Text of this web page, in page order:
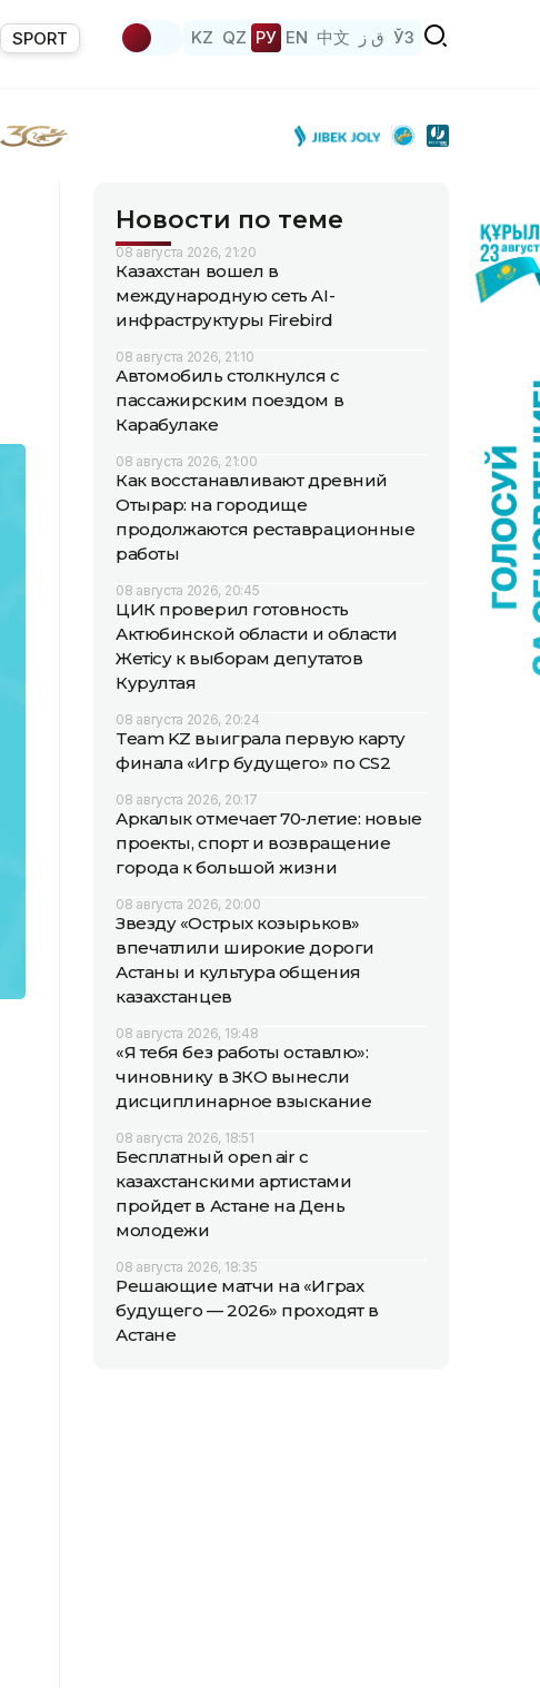
SPORT KZ QZ РУ EN 中文 ق ز ЎЗ
Новости по теме
08 августа 2026, 21:20
Казахстан вошел в
международную сеть AI-
инфраструктуры Firebird
08 августа 2026, 21:10
Автомобиль столкнулся с
пассажирским поездом в
Карабулаке
08 августа 2026, 21:00
Как восстанавливают древний
Отырар: на городище
продолжаются реставрационные
работы
08 августа 2026, 20:45
ЦИК проверил готовность
Актюбинской области и области
Жетісу к выборам депутатов
Курултая
08 августа 2026, 20:24
Team KZ выиграла первую карту
финала «Игр будущего» по CS2
08 августа 2026, 20:17
Аркалык отмечает 70-летие: новые
проекты, спорт и возвращение
города к большой жизни
08 августа 2026, 20:00
Звезду «Острых козырьков»
впечатлили широкие дороги
Астаны и культура общения
казахстанцев
08 августа 2026, 19:48
«Я тебя без работы оставлю»:
чиновнику в ЗКО вынесли
дисциплинарное взыскание
08 августа 2026, 18:51
Бесплатный open air с
казахстанскими артистами
пройдет в Астане на День
молодежи
08 августа 2026, 18:35
Решающие матчи на «Играх
будущего — 2026» проходят в
Астане